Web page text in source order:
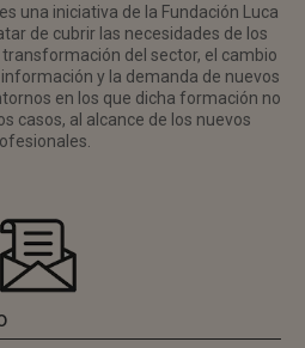
una iniciativa de la Fundación Luca
de cubrir las necesidades de los
del sector, el cambio
y la demanda de nuevos
en los que dicha formación no
casos, al alcance de los nuevos